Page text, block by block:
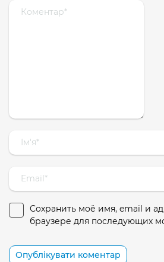
Сохранить моё имя, email и
браузере для последующих